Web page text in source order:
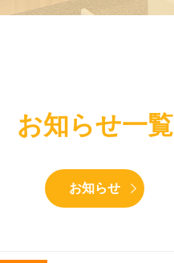
お知らせ一覧
お知らせ